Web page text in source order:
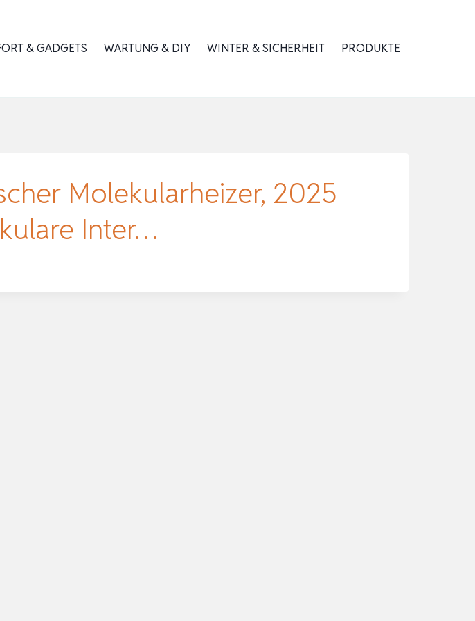
& GADGETS WARTUNG & DIY WINTER & SICHERHEIT PRODUKTE
Molekularheizer, 2025
Inter…